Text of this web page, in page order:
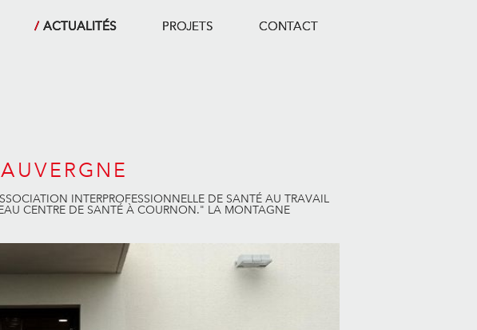
ACTUALITÉS PROJETS CONTACT
INTERPROFESSIONNELLE DE SANTÉ AU TRAVAIL
CENTRE DE SANTÉ À COURNON." LA MONTAGNE